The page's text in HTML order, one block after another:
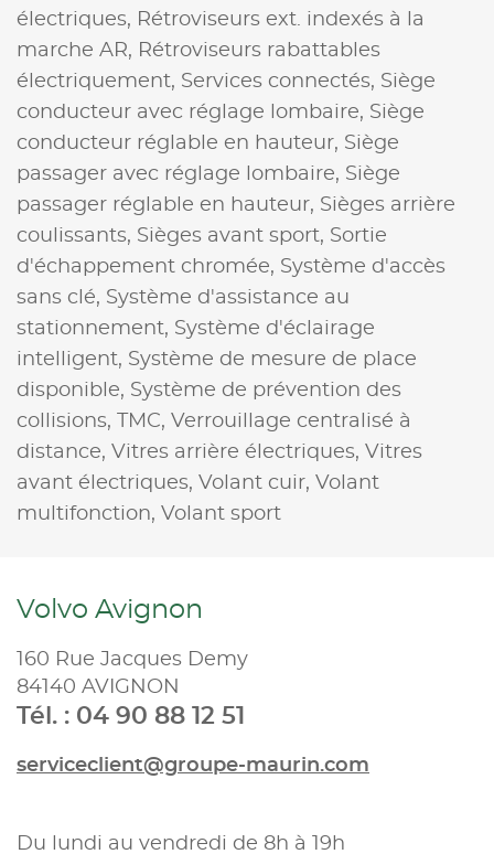
électriques, Rétroviseurs ext. indexés à la
marche AR, Rétroviseurs rabattables
électriquement, Services connectés, Siège
conducteur avec réglage lombaire, Siège
conducteur réglable en hauteur, Siège
passager avec réglage lombaire, Siège
passager réglable en hauteur, Sièges arrière
coulissants, Sièges avant sport, Sortie
d'échappement chromée, Système d'accès
sans clé, Système d'assistance au
stationnement, Système d'éclairage
intelligent, Système de mesure de place
disponible, Système de prévention des
collisions,
TMC, Verrouillage centralisé à
distance, Vitres arrière électriques, Vitres
avant électriques, Volant cuir, Volant
multifonction, Volant sport
Volvo Avignon
160 Rue Jacques Demy
84140 AVIGNON
Tél. : 04 90 88 12 51
serviceclient@groupe-maurin.com
Du lundi au vendredi de 8h à 19h